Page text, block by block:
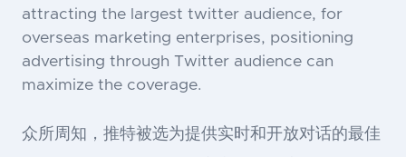
attracting the largest twitter audience, for
overseas marketing enterprises, positioning
advertising through Twitter audience can
maximize the coverage.
众所周知，推特被选为提供实时和开放对话的最佳